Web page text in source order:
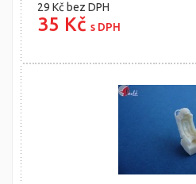
29 Kč bez DPH
35 Kč s DPH